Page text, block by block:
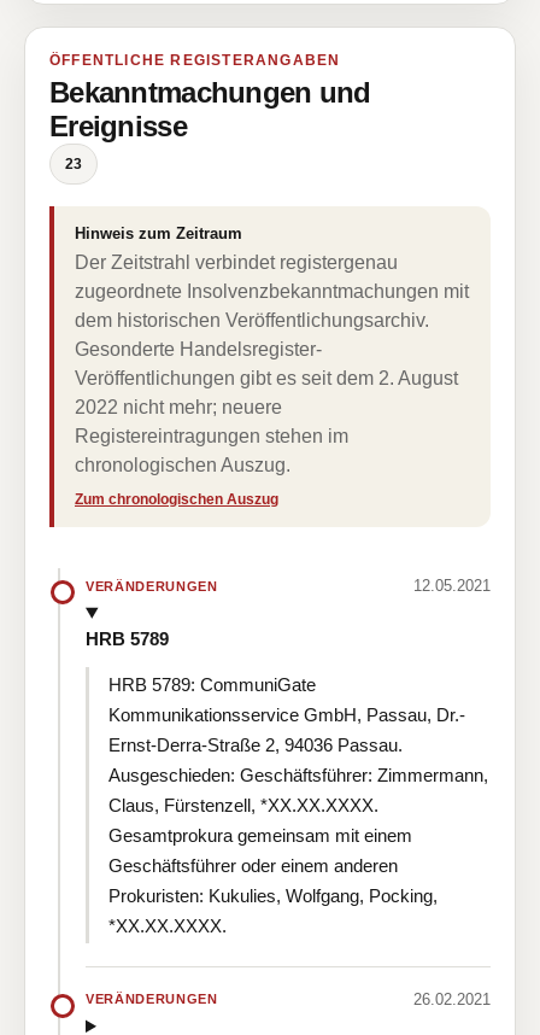
ÖFFENTLICHE REGISTERANGABEN
Bekanntmachungen und
Ereignisse
23
Hinweis zum Zeitraum
Der Zeitstrahl verbindet registergenau
zugeordnete Insolvenzbekanntmachungen mit
dem historischen Veröffentlichungsarchiv.
Gesonderte Handelsregister-
Veröffentlichungen gibt es seit dem 2. August
2022 nicht mehr; neuere
Registereintragungen stehen im
chronologischen Auszug.
Zum chronologischen Auszug
VERÄNDERUNGEN 12.05.2021
HRB 5789
HRB 5789: CommuniGate
Kommunikationsservice GmbH, Passau, Dr.-
Ernst-Derra-Straße 2, 94036 Passau.
Ausgeschieden: Geschäftsführer: Zimmermann,
Claus, Fürstenzell, *XX.XX.XXXX.
Gesamtprokura gemeinsam mit einem
Geschäftsführer oder einem anderen
Prokuristen: Kukulies, Wolfgang, Pocking,
*XX.XX.XXXX.
VERÄNDERUNGEN 26.02.2021